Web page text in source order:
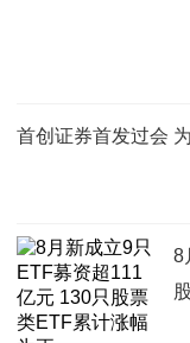
首创证券首发过会
8